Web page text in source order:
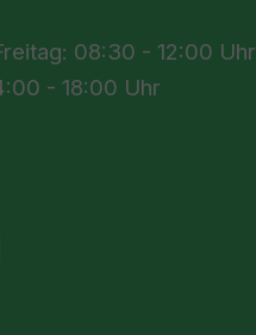
08:30 - 12:00 Uhr
- 18:00 Uhr